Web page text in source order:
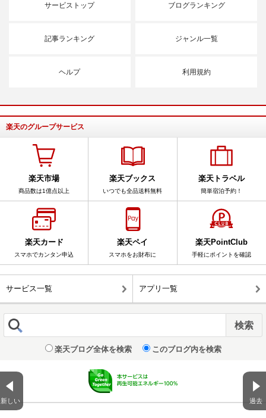
新しい 過去
サービストップ ブログランキング
記事ランキング ジャンル一覧
ヘルプ 利用規約
楽天のグループサービス
楽天市場
商品数は1億点以上
楽天ブックス
いつでも全品送料無料
楽天トラベル
簡単宿泊予約！
楽天カード
スマホでカンタン申込
楽天ペイ
スマホをお財布に
楽天PointClub
手軽にポイントを確認
サービス一覧 アプリ一覧
楽天ブログ全体を検索 このブログ内を検索